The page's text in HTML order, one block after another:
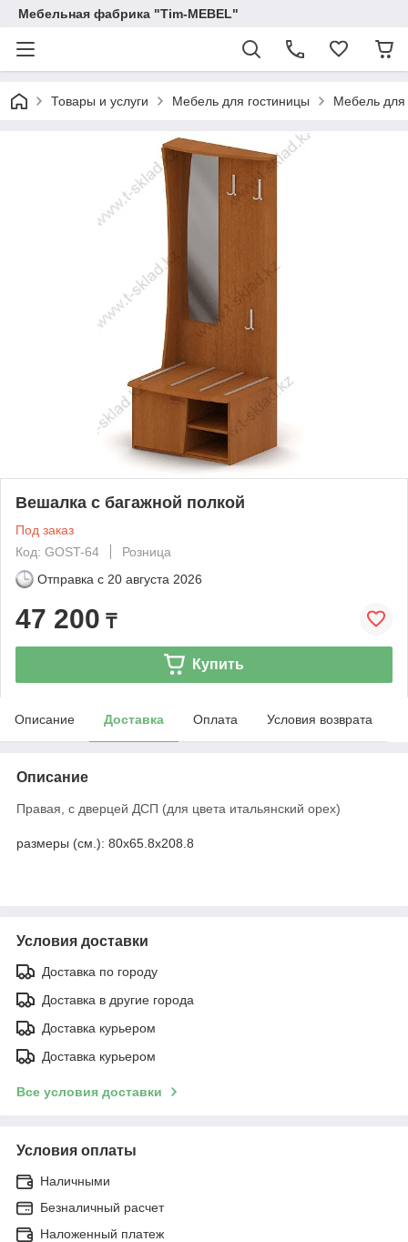
Мебельная фабрика "Tim-MEBEL"
Товары и услуги Мебель для гостиницы Мебель
Вешалка с багажной полкой
Под заказ
Код: GOST-64
Розница
Отправка с 20 августа 2026
47 200 ₸
Купить
Описание Доставка Оплата Условия возврата
Описание
Правая, с дверцей ДСП (для цвета итальянский орех)
размеры (см.): 80х65.8х208.8
Условия доставки
Доставка по городу
Доставка в другие города
Доставка курьером
Доставка курьером
Все условия доставки
Условия оплаты
Наличными
Безналичный расчет
Наложенный платеж